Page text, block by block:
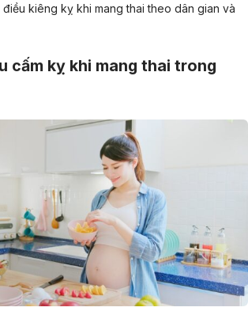
kiêng kỵ khi mang thai theo dân gian và
cấm kỵ khi mang thai trong